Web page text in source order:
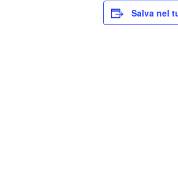
Salva nel